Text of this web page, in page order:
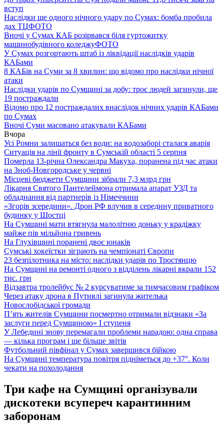
вступ
Наслідки ще одного нічного удару по Сумах: бомба пробила
дах ТЦФОТО
Вночі у Сумах КАБ розірвався біля гуртожитку
машинобудівного коледжуФОТО
У Сумах розгортають штаб із ліквідації наслідків ударів
КАБами
8 КАБів на Суми за 8 хвилин: що відомо про наслідки нічної
атаки
Наслідки ударів по Сумщині за добу: троє людей загинули, ще
19 постраждали
Відомо про 12 постраждалих внаслідок нічних ударів КАБами
по Сумах
Вночі Суми масовано атакували КАБами
Вчора
Усі Ромни залишаться без води: на водозаборі сталася аварія
Ситуація на лінії фронту в Сумській області 5 серпня
Померла 13-річна Олександра Макуха, поранена під час атаки
на Зноб-Новгородське у червні
Місцеві бюджети Сумщини зібрали 7,3 млрд грн
Лікарня Святого Пантелеймона отримала апарат УЗД та
обладнання від партнерів із Німеччини
«Згорів зсередини». Дрон РФ влучив в середину приватного
будинку у Шостці
На Сумщині мати втягнула малолітню доньку у крадіжку
майже пів мільйона гривень
На Глухівщині поранені двоє юнаків
Сумські хокеїстки зіграють на чемпіонаті Європи
23 безпілотника на місто: наслідки ударів по Тростянцю
На Сумщині на ремонті одного з відділень лікарні вкрали 152
тис. грн
Відзавтра тролейбус № 2 курсуватиме за тимчасовим графіком
Через атаку дрона в Путивлі загинула жителька
Новослобідської громади
П’ять жителів Сумщини посмертно отримали відзнаки «За
заслуги перед Сумщиною» І ступеня
У Лебедині знову перемагали проблеми нарадою: одна справа
— кілька програм і ще більше звітів
Футбольний півфінал у Сумах завершився бійкою
На Сумщині температура повітря підніметься до +37°. Коли
чекати на похолодання
Три кафе на Сумщині організували
дискотеки всупереч карантинним
заборонам